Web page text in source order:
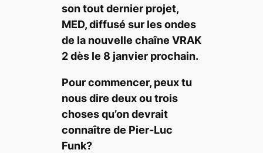
son tout dernier projet,
MED, diffusé sur les ondes
de la nouvelle chaîne VRAK
2 dès le 8 janvier prochain.
Pour commencer, peux tu
nous dire deux ou trois
choses qu’on devrait
connaître de Pier-Luc
Funk?